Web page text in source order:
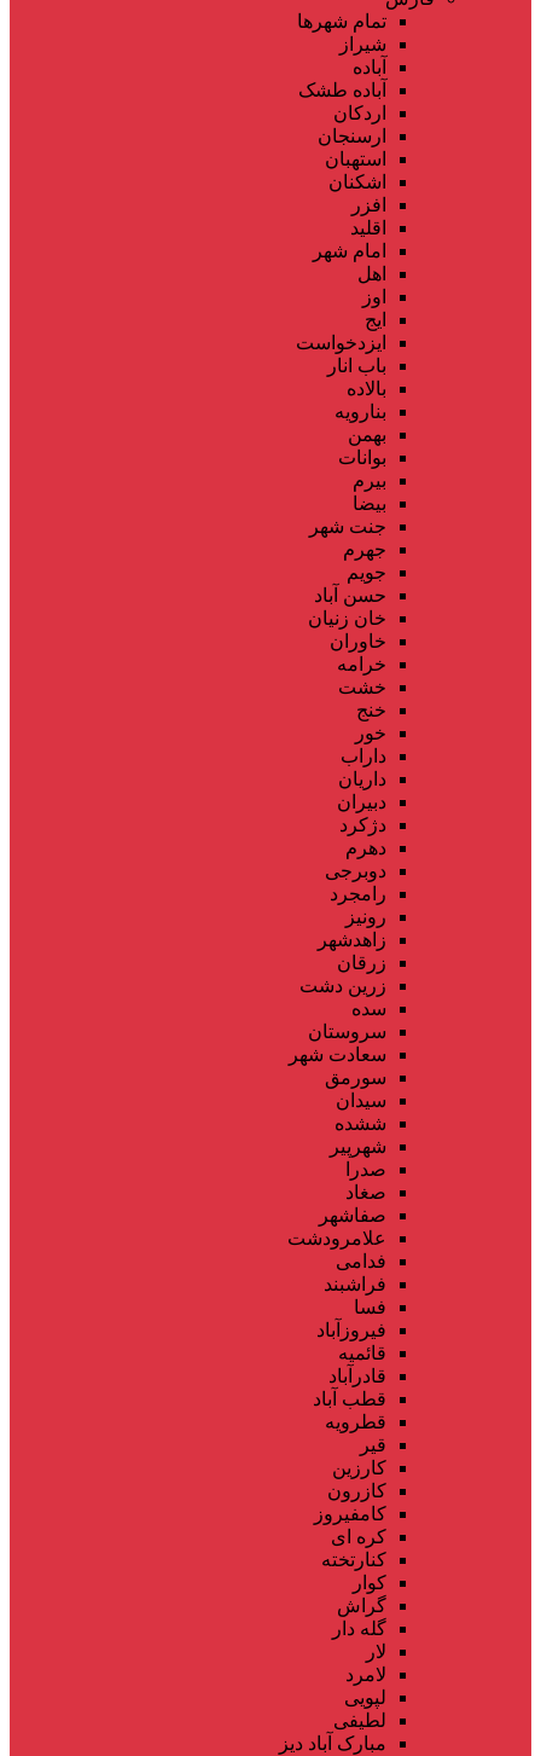
تمام شهر‌ها
شیراز
آباده
آباده طشک
اردکان
ارسنجان
استهبان
اشکنان
افزر
اقلید
امام شهر
اهل
اوز
ایج
ایزدخواست
باب انار
بالاده
بنارویه
بهمن
بوانات
بیرم
بیضا
جنت شهر
جهرم
جویم
حسن آباد
خان زنیان
خاوران
خرامه
خشت
خنج
خور
داراب
داریان
دبیران
دژکرد
دهرم
دوبرجی
رامجرد
رونیز
زاهدشهر
زرقان
زرین دشت
سده
سروستان
سعادت شهر
سورمق
سیدان
ششده
شهرپیر
صدرا
صغاد
صفاشهر
علامرودشت
فدامی
فراشبند
فسا
فیروزآباد
قائمیه
قادرآباد
قطب آباد
قطرویه
قیر
کارزین
کازرون
کامفیروز
کره ای
کنارتخته
کوار
گراش
گله دار
لار
لامرد
لپویی
لطیفی
مبارک آباد دیز